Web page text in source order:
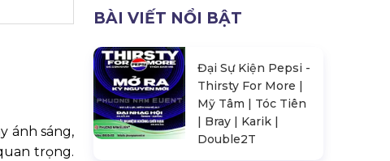
ánh sáng,
trọng.
BÀI VIẾT NỔI BẬT
Đại Sự Kiện Pepsi -
Thirsty For More |
Mỹ Tâm | Tóc Tiên
| Bray | Karik |
Double2T